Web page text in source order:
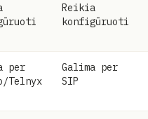
Reikia
konfigūruoti
per
Telnyx
Galima per
SIP